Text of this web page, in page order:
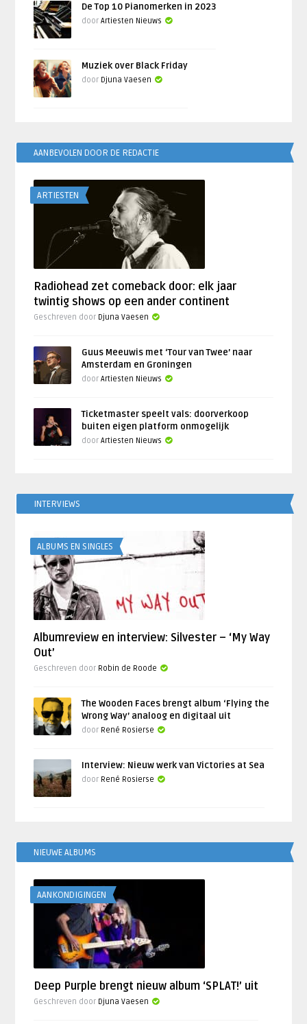
De Top 10 Pianomerken in 2023
doorArtiesten Nieuws
Muziek over Black Friday
door Djuna Vaesen
AANBEVOLEN DOOR DE REDACTIE
ARTIESTEN
Radiohead zet comeback door: elk jaar
twintig shows op een ander continent
Geschreven door Djuna Vaesen
Guus Meeuwis met ‘Tour van Twee’ naar
Amsterdam en Groningen
doorArtiesten Nieuws
Ticketmaster speelt vals: doorverkoop
buiten eigen platform onmogelijk
doorArtiesten Nieuws
INTERVIEWS
ALBUMS EN SINGLES
Albumreview en interview: Silvester – ‘My Way
Out’
Geschreven door Robin de Roode
The Wooden Faces brengt album ‘Flying the
Wrong Way’ analoog en digitaal uit
door René Rosierse
Interview: Nieuw werk van Victories at Sea
door René Rosierse
NIEUWE ALBUMS
AANKONDIGINGEN
Deep Purple brengt nieuw album ‘SPLAT!’ uit
Geschreven door Djuna Vaesen